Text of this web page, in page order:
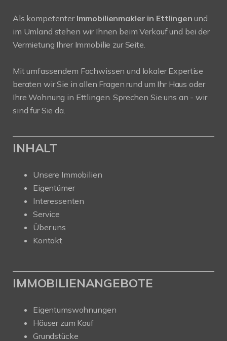
Als kompetenter Immobilienmakler in Ettlingen und
im Umland stehen wir Ihnen beim Verkauf und bei der
Vermietung Ihrer Immobilie zur Seite.
Mit umfassendem Fachwissen und lokaler Expertise
beraten wir Sie in allen Fragen rund um Ihr Haus oder
Ihre Wohnung in Ettlingen. Sprechen Sie uns an - wir
sind für Sie da.
INHALT
Unsere Immobilien
Eigentümer
Interessenten
Service
Über uns
Kontakt
IMMOBILIENANGEBOTE
Eigentumswohnungen
Häuser zum Kauf
Grundstücke